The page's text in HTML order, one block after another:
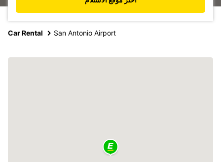
Car Rental San Antonio Airport